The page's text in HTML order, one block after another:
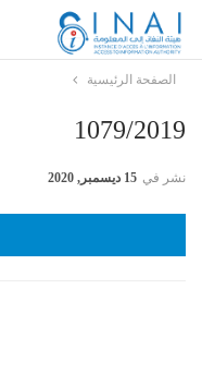
الصفحة الرئيسية
1079/2019
نشر في 15 ديسمبر, 2020